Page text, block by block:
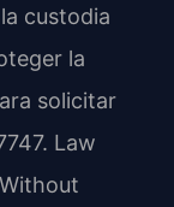
custodia
la
solicitar
Law